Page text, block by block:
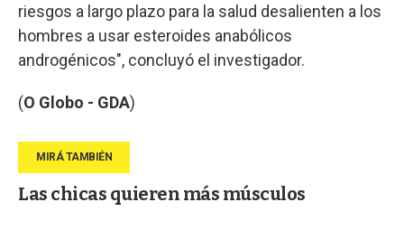
riesgos a largo plazo para la salud desalienten a los
hombres a usar esteroides anabólicos
androgénicos", concluyó el investigador.
(O Globo - GDA)
Las chicas quieren más músculos